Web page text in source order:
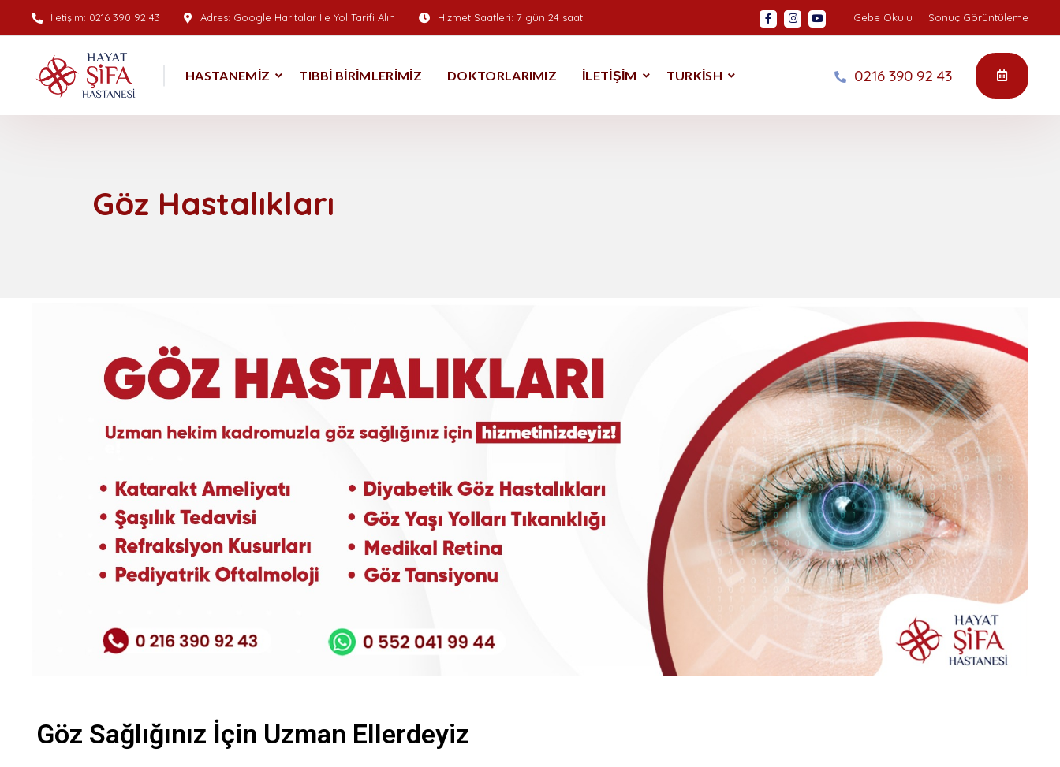
İletişim: 0216 390 92 43 Adres: Google Haritalar İle Yol Tarifi Alın Hizmet Saatleri: 7 gün 24 saat Gebe Okulu Sonuç Görüntüleme
HASTANEMIZ TIBBI BIRIMLERIMIZ DOKTORLARIMIZ İLETIŞIM TURKISH 0216 390 92 43
Göz Hastalıkları
Göz Sağlığınız İçin Uzman Ellerdeyiz